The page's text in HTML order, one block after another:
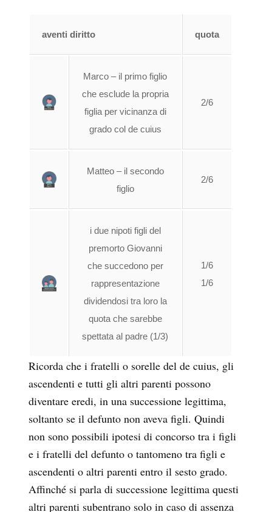
aventi diritto quota
Marco – il primo figlio
che esclude la propria
figlia per vicinanza di
grado col de cuius
2/6
Matteo – il secondo
figlio
2/6
i due nipoti figli del
premorto Giovanni
che succedono per
rappresentazione
dividendosi tra loro la
quota che sarebbe
spettata al padre (1/3)
1/6
1/6
Ricorda che i fratelli o sorelle del de cuius, gli
ascendenti e tutti gli altri parenti possono
diventare eredi, in una successione legittima,
soltanto se il defunto non aveva figli. Quindi
non sono possibili ipotesi di concorso tra i figli
e i fratelli del defunto o tantomeno tra figli e
ascendenti o altri parenti entro il sesto grado.
Affinché si parla di successione legittima questi
altri parenti subentrano solo in caso di assenza